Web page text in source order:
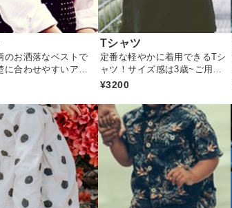
のお洒落なベストで
に合わせやすいアイ
Tシャツ
定番な軽やかに着用できるTシ
ャツ！サイズ感は3歳~ご用意
がございます
¥3200